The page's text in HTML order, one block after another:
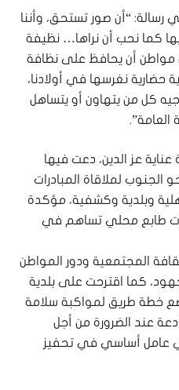
“أن صور تستحق، وأننا
كما نحب أن نراها… نظيفة
مواطن أن يحافظ على نظافة
حضارية نغرسها في أولادنا،
كل من يتهاون أو يتساهل
العامة”.
عز الدين، دعت فيها
الجنوب لملاقاة المبادرات
وبلدية وكشفية، مؤكدة
طابع محلي تساهم في
المجتمعية ودور المواطن
كما اقترحت على بلدية
خطة طريق لمواكبة سلامة
عند الضرورة من أجل
عامل أساسي في تحفيز